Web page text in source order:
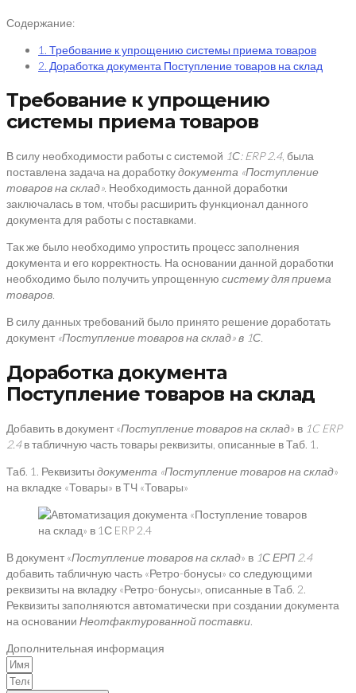
Содержание:
1. Требование к упрощению системы приема товаров
2. Доработка документа Поступление товаров на склад
Требование к упрощению
системы приема товаров
В силу необходимости работы с системой 1С: ERP2.4, была
поставлена задача на доработкудокумента «Поступление
товаров на склад». Необходимость данной доработки
заключалась в том, чтобы расширить функционал данного
документа для работы с поставками.
Так же было необходимо упростить процесс заполнения
документа и его корректность. На основании данной доработки
необходимо было получить упрощенную систему для приема
товаров.
В силу данных требований было принято решение доработать
документ «Поступление товаров на склад» в 1С.
Доработка документа
Поступление товаров на склад
Добавить в документ «Поступление товаров на склад» в 1C ERP
2.4в табличную часть товары реквизиты, описанные в Таб. 1.
Таб. 1. Реквизиты документа «Поступление товаров на склад»
на вкладке «Товары» в ТЧ «Товары»
В документ «Поступление товаров на склад» в 1С ЕРП 2.4
добавить табличную часть «Ретро-бонусы» со следующими
реквизиты на вкладку «Ретро-бонусы», описанные в Таб. 2.
Реквизиты заполняются автоматически при создании документа
на основании Неотфактурованной поставки.
Дополнительная информация